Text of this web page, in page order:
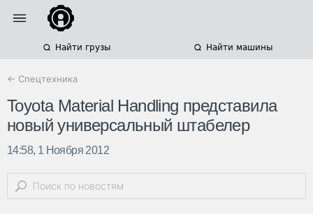
Найти грузы Найти машины
← Спецтехника
Toyota Material Handling представила
новый универсальный штабелер
14:58, 1 Ноября 2012